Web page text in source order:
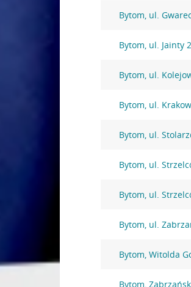
Bytom, ul.
Bytom, ul. Jainty
Bytom, ul.
Bytom, ul.
Bytom, ul.
Bytom, ul.
Bytom, ul.
Bytom, ul.
Bytom, Witolda
Bytom,